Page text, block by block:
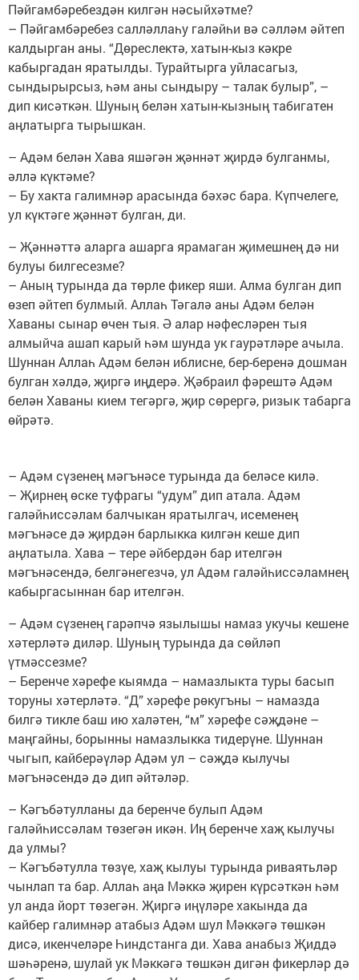
Пәйгамбәребездән килгән нәсыйхәтме?
– Пәйгамбәребез салләллаһу галәйһи вә сәлләм әйтеп
калдырган аны. “Дөреслектә, хатын-кыз кәкре
кабыргадан яратылды. Турайтырга уйласагыз,
сындырырсыз, һәм аны сындыру – талак булыр”, –
дип кисәткән. Шуның белән хатын-кызның табигатен
аңлатырга тырышкан.
– Адәм белән Хава яшәгән җәннәт җирдә булганмы,
әллә күктәме?
– Бу хакта галимнәр арасында бәхәс бара. Күпчелеге,
ул күктәге җәннәт булган, ди.
– Җәннәттә аларга ашарга ярамаган җимешнең дә ни
булуы билгесезме?
– Аның турында да төрле фикер яши. Алма булган дип
өзеп әйтеп булмый. Аллаһ Тәгалә аны Адәм белән
Хаваны сынар өчен тыя. Ә алар нәфесләрен тыя
алмыйча ашап карый һәм шунда ук гаурәтләре ачыла.
Шуннан Аллаһ Адәм белән иблисне, бер-беренә дошман
булган хәлдә, җиргә иңдерә. Җәбраил фәрештә Адәм
белән Хаваны кием тегәргә, җир сөрергә, ризык табарга
өйрәтә.
– Адәм сүзенең мәгънәсе турында да беләсе килә.
– Җирнең өске туфрагы “удум” дип атала. Адәм
галәйһиссәлам балчыкан яратылгач, исеменең
мәгънәсе дә җирдән барлыкка килгән кеше дип
аңлатыла. Хава – тере әйбердән бар ителгән
мәгънәсендә, белгәнегезчә, ул Адәм галәйһиссәламнең
кабыргасыннан бар ителгән.
– Адәм сүзенең гарәпчә язылышы намаз укучы кешене
хәтерләтә диләр. Шуның турында да сөйләп
үтмәссезме?
– Беренче хәрефе кыямда – намазлыкта туры басып
торуны хәтерләтә. “Д” хәрефе рөкугъны – намазда
билгә тикле баш ию халәтен, “м” хәрефе сәҗдәне –
маңгайны, борынны намазлыкка тидерүне. Шуннан
чыгып, кайберәүләр Адәм ул – сәҗдә кылучы
мәгънәсендә дә дип әйтәләр.
– Кәгъбәтулланы да беренче булып Адәм
галәйһиссәлам төзегән икән. Иң беренче хаҗ кылучы
да улмы?
– Кәгъбәтулла төзүе, хаҗ кылуы турында риваятьләр
чынлап та бар. Аллаһ аңа Мәккә җирен күрсәткән һәм
ул анда йорт төзегән. Җиргә иңүләре хакында да
кайбер галимнәр атабыз Адәм шул Мәккәгә төшкән
дисә, икенчеләре Һиндстанга ди. Хава анабыз Җиддә
шәһәренә, шулай ук Мәккәгә төшкән дигән фикерләр дә